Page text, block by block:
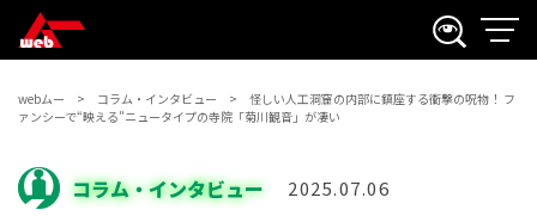
webムー コラム・インタビュー
怪しい人工洞窟の内部に鎮座する衝撃の呪物！ フ
ァンシーで“映える”ニュータイプの寺院「菊川観音」が凄い
コラム・インタビュー 2025.07.06